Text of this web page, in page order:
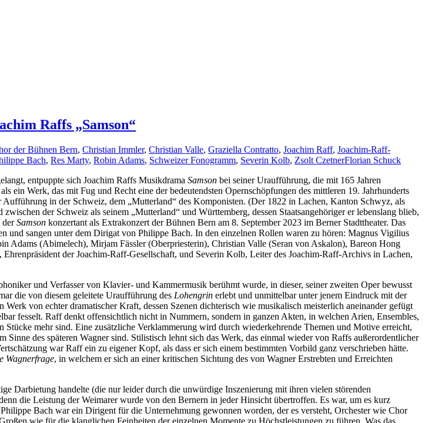
Raffs „Samson“
der Bühnen Bern, Christian Immler, Christian Valle, Graziella Contratto, Joachim Raff, Joachim-Raff-
Bach, Res Marty, Robin Adams, Schweizer Fonogramm, Severin Kolb, Zsolt CzetnerFlorian Schuck
entpuppte sich Joachim Raffs Musikdrama Samson bei seiner Uraufführung, die mit 165 Jahren
ein Werk, das mit Fug und Recht eine der bedeutendsten Opernschöpfungen des mittleren 19. Jahrhunderts
in der Schweiz, dem „Mutterland“ des Komponisten. (Der 1822 in Lachen, Kanton Schwyz, als
der Schweiz als seinem „Mutterland“ und Württemberg, dessen Staatsangehöriger er lebenslang blieb,
derSamson konzertant als Extrakonzert der Bühnen Bern am 8. September 2023 im Berner Stadttheater. Das
und sangen unter dem Dirigat von Philippe Bach. In den einzelnen Rollen waren zu hören: Magnus Vigilius
(Abimelech), Mirjam Fässler (Oberpriesterin), Christian Valle (Seran von Askalon), Bareon Hong
der Joachim-Raff-Gesellschaft, und Severin Kolb, Leiter des Joachim-Raff-Archivs in Lachen,
und Verfasser von Klavier- und Kammermusik berühmt wurde, in dieser, seiner zweiten Oper bewusst
die von diesem geleitete Uraufführung des Lohengrin erlebt und unmittelbar unter jenem Eindruck mit der
von echter dramatischer Kraft, dessen Szenen dichterisch wie musikalisch meisterlich aneinander gefügt
fesselt. Raff denkt offensichtlich nicht in Nummern, sondern in ganzen Akten, in welchen Arien, Ensembles,
mehr sind. Eine zusätzliche Verklammerung wird durch wiederkehrende Themen und Motive erreicht,
des späteren Wagner sind. Stilistisch lehnt sich das Werk, das einmal wieder von Raffs außerordentlicher
war Raff ein zu eigener Kopf, als dass er sich einem bestimmten Vorbild ganz verschrieben hätte.
Wagnerfrage, in welchem er sich an einer kritischen Sichtung des von Wagner Erstrebten und Erreichten
Darbietung handelte (die nur leider durch die unwürdige Inszenierung mit ihren vielen störenden
die Leistung der Weimarer wurde von den Bernern in jeder Hinsicht übertroffen. Es war, um es kurz
Bach war ein Dirigent für die Unternehmung gewonnen worden, der es versteht, Orchester wie Chor
wie für die klanglichen Feinheiten der einzelnen Momente zu Höchstleistungen zu führen. Was das